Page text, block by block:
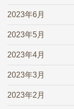
2023年6月
2023年5月
2023年4月
2023年3月
2023年2月